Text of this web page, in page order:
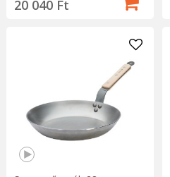
20 040 Ft